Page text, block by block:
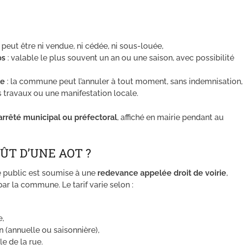
peut être ni vendue, ni cédée, ni sous-louée,
: valable le plus souvent un an ou une saison, avec possibilité
: la commune peut l’annuler à tout moment, sans indemnisation,
ou une manifestation locale.
municipal ou préfectoral, affiché en mairie pendant au
D’UNE AOT ?
public est soumise à une redevance appelée droit de voirie,
la commune. Le tarif varie selon :
(annuelle ou saisonnière),
de la rue.